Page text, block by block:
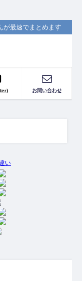
が最速でまとめます
お問い合わせ